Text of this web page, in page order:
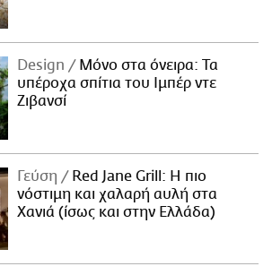
Design
Μόνο στα όνειρα: Τα
υπέροχα σπίτια του Ιμπέρ ντε
Ζιβανσί
Γεύση
Red Jane Grill: Η πιο
νόστιμη και χαλαρή αυλή στα
Χανιά (ίσως και στην Ελλάδα)